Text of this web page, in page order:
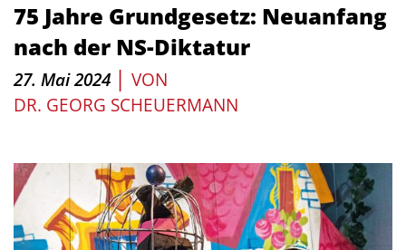
75 Jahre Grundgesetz: Neuanfang
nach der NS-Diktatur
27. Mai 2024 | VON
DR. GEORG SCHEUERMANN